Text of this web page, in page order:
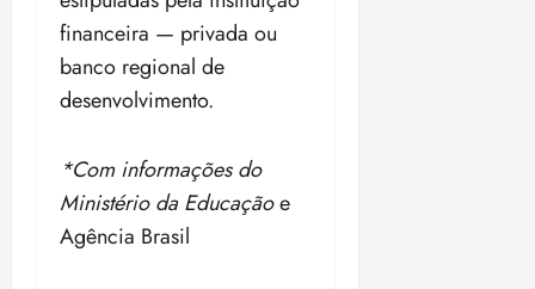
financeira — privada ou
banco regional de
desenvolvimento.
*Com informações do
Ministério da Educaçãoe
Agência Brasil